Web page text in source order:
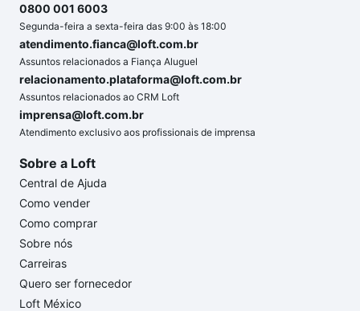
0800 001 6003
Segunda-feira a sexta-feira das 9:00 às 18:00
atendimento.fianca@loft.com.br
Assuntos relacionados a Fiança Aluguel
relacionamento.plataforma@loft.com.br
Assuntos relacionados ao CRM Loft
imprensa@loft.com.br
Atendimento exclusivo aos profissionais de imprensa
Sobre a Loft
Central de Ajuda
Como vender
Como comprar
Sobre nós
Carreiras
Quero ser fornecedor
Loft México